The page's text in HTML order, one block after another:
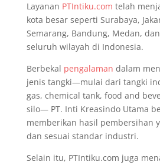
Layanan PTIntiku.com telah
kota besar seperti Surabaya,
Semarang, Bandung, Medan,
seluruh wilayah di Indonesia.
Berbekal pengalaman dalam
jenis tangki—mulai dari tangki
gas, chemical tank, food and
silo— PT. Inti Kreasindo Utama
memberikan hasil pembersihan
dan sesuai standar industri.
Selain itu, PTIntiku.com juga